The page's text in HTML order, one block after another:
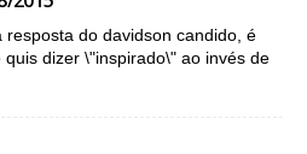
resposta do davidson candido, é
quis dizer \"inspirado\" ao invés de